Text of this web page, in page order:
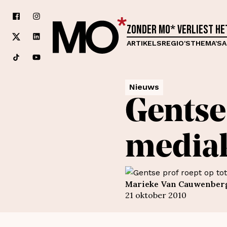
Zonder MO* verliest
ARTIKELSREGIO'STHEMA'S
Nieuws
Marieke Van
21 oktober 2010